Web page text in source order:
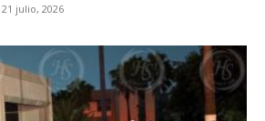
21 julio, 2026